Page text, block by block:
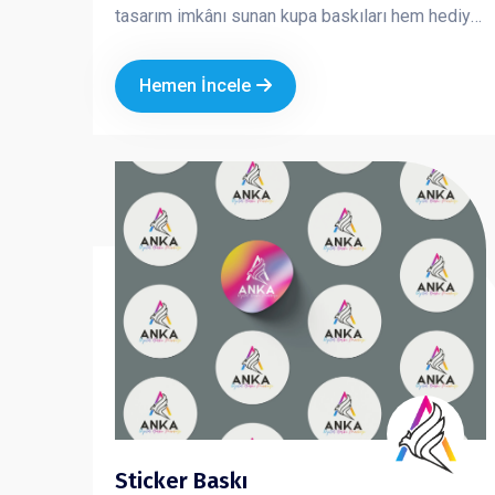
tasarım imkânı sunan kupa baskıları hem hediye
edilen ürünlerden biridir
Hemen İncele
Sticker Baskı